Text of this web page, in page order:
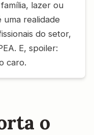
lazer ou
uma realidade
do setor,
E, spoiler:
caro.
o